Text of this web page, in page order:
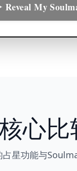
Reveal My
心比
星功能与